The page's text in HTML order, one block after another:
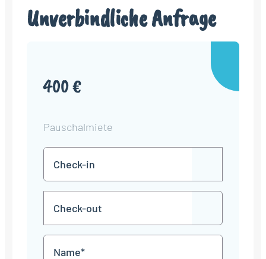
Unverbindliche Anfrage
400 €
Pauschalmiete
in
TT
Punkt
MM
JJJJ
TT
Punkt
MM
JJJJ